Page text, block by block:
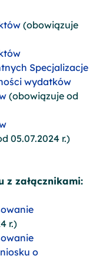
(obowiązuje
Specjalizacje
wydatków
(obowiązuje od
05.07.2024 r.)
z załącznikami:
r.)
o